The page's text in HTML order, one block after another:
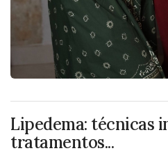
Lipedema: técnicas
tratamentos...